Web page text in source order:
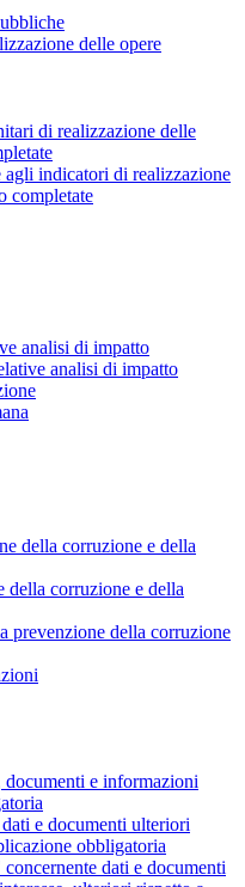
delle opere
di realizzazione delle
indicatori di realizzazione
completate
analisi di impatto
analisi di impatto
della corruzione e della
della corruzione e della
prevenzione della corruzione
documenti e informazioni
e documenti ulteriori
obbligatoria
dati e documenti